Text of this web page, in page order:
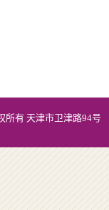
所有 天津市卫津路94号